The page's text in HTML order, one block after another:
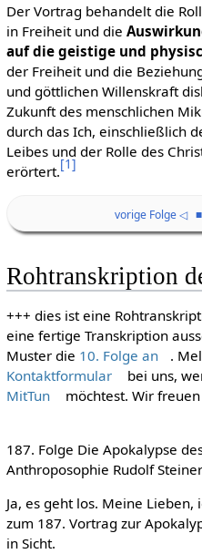
Der Vortrag behandelt die
in Freiheit und die
auf die geistige und
der Freiheit und die
und göttlichen Willenskraft
Zukunft des menschlichen
durch das Ich, einschließlich
Leibes und der Rolle des
erörtert.[1]
vorige Folge ◁ ■
Rohtranskription
+++ dies ist eine
eine fertige Transkription
Muster die 10. Folge an
.
Kontaktformular
bei uns,
MitTun
möchtest. Wir
187. Folge Die Apokalypse
Anthroposophie Rudolf Steiner
Ja, es geht los. Meine
zum 187. Vortrag zur
in Sicht.